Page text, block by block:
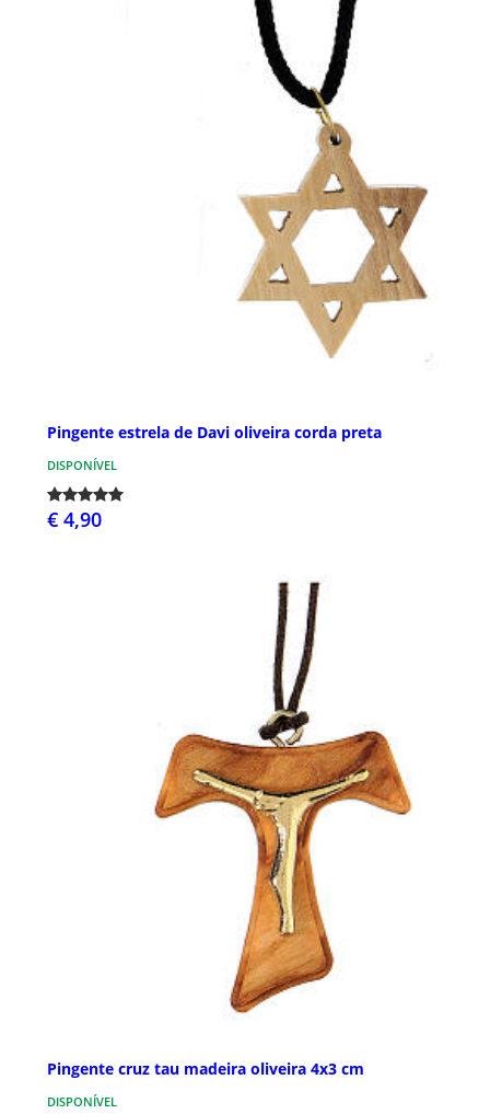
Pingente estrela de Davi oliveira corda preta
DISPONÍVEL
€ 4,90
Pingente cruz tau madeira oliveira 4x3 cm
DISPONÍVEL